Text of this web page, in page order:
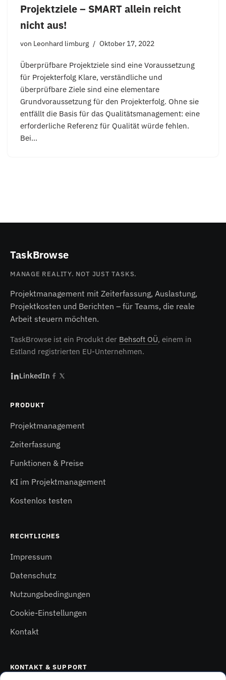
Projektziele – SMART allein reicht
nicht aus!
von Leonhard limburg Oktober 17, 2022
Überprüfbare Projektziele sind eine Voraussetzung
für Projekterfolg Klare, verständliche und
überprüfbare Ziele sind eine elementare
Grundvoraussetzung für den Projekterfolg. Ohne sie
entfällt die Basis für das Qualitätsmanagement: eine
erforderliche Referenz für Qualität würde fehlen.
Bei…
TaskBrowse
MANAGE REALITY. NOT JUST TASKS.
Projektmanagement mit Zeiterfassung, Auslastung,
Projektkosten und Berichten – für Teams, die reale
Arbeit steuern möchten.
TaskBrowse ist ein Produkt der Behsoft OÜ, einem in
Estland registrierten EU-Unternehmen.
LinkedIn
PRODUKT
Projektmanagement
Zeiterfassung
Funktionen & Preise
KI im Projektmanagement
Kostenlos testen
RECHTLICHES
Impressum
Datenschutz
Nutzungsbedingungen
Cookie-Einstellungen
Kontakt
KONTAKT & SUPPORT